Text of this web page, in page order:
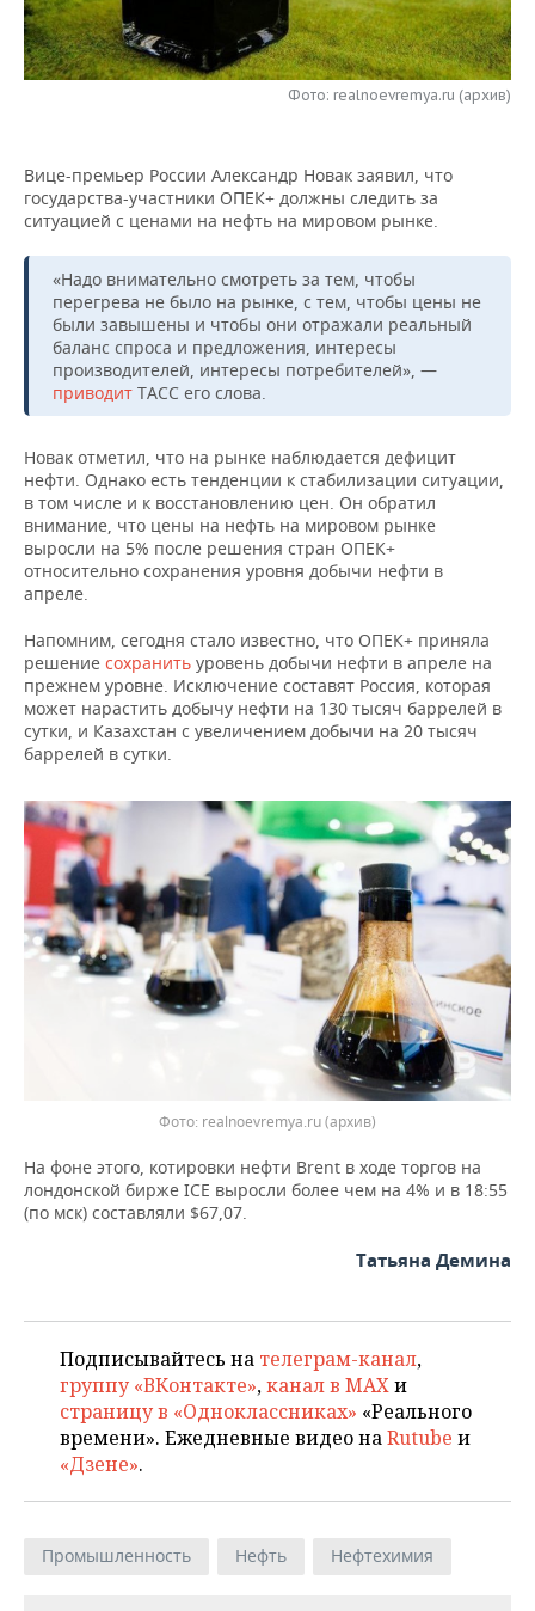
НЕФТЕХИМИЯ
НЕФТЬ
ЭНЕРГЕТИКА
РОЗНИЧНАЯ ТОРГОВЛЯ
НОВОСТИ ТЕХНОЛОГИЙ
ТЕЛЕКОММУНИКАЦИИ
МЕРОПРИЯТИЯ
БИЗНЕС-БРАНЧИ
ОТКРЫТАЯ ЛЕКЦИЯ
ФУТБОЛ
БАСКЕТБОЛ
ВОЛЕЙБОЛ
ФИГУРНОЕ КАТАНИЕ
ВОДНЫЕ ВИДЫ СПОРТА
ХОККЕЙ С МЯЧОМ
НОВОСТИ ОБЩЕСТВА
ИНФРАСТРУКТУРА
ИСТОРИЯ
МЕДИЦИНА
ОБРАЗОВАНИЕ
ПРОИСШЕСТВИЯ
ФОТОГАЛЕРЕЯ
СЮЖЕТЫ
СПРАВОЧНИК
СПИСОК ПЕРСОН
ПОЛНАЯ ВЕРСИЯ
Фото: realnoevremya.ru (архив)
Вице-премьер России Александр Новак заявил, что
государства-участники ОПЕК+ должны следить за
ситуацией с ценами на нефть на мировом рынке.
«Надо внимательно смотреть за тем, чтобы
перегрева не было на рынке, с тем, чтобы цены не
были завышены и чтобы они отражали реальный
баланс спроса и предложения, интересы
производителей, интересы потребителей», —
приводит ТАСС его слова.
Новак отметил, что на рынке наблюдается дефицит
нефти. Однако есть тенденции к стабилизации ситуации,
в том числе и к восстановлению цен. Он обратил
внимание, что цены на нефть на мировом рынке
выросли на 5% после решения стран ОПЕК+
относительно сохранения уровня добычи нефти в
апреле.
Напомним, сегодня стало известно, что ОПЕК+ приняла
решение сохранить уровень добычи нефти в апреле на
прежнем уровне. Исключение составят Россия, которая
может нарастить добычу нефти на 130 тысяч баррелей в
сутки, и Казахстан с увеличением добычи на 20 тысяч
баррелей в сутки.
Фото: realnoevremya.ru (архив)
На фоне этого, котировки нефти Brent в ходе торгов на
лондонской бирже ICE выросли более чем на 4% и в 18:55
(по мск) составляли $67,07.
Татьяна Демина
Подписывайтесь на телеграм-канал,
группу «ВКонтакте»,канал в MAXи
страницу в «Одноклассниках» «Реального
времени». Ежедневные видео наRutube и
«Дзене».
Промышленность Нефть Нефтехимия